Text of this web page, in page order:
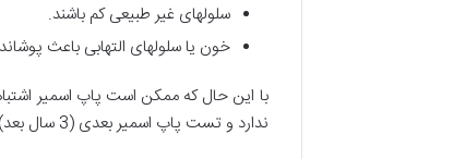
سلولهای غیر طبیعی کم باشند.
خون یا سلولهای التهابی باعث
ندارد و تست پاپ اسمیر بعدی (3 سال بعد) می تواند سلولهای غیر طبیعی را تشخیص دهد.